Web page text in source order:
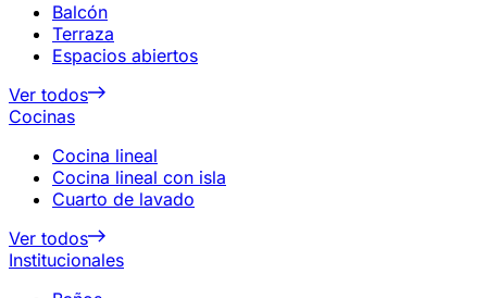
Balcón
Terraza
Espacios abiertos
Ver todos
Cocinas
Cocina lineal
Cocina lineal con isla
Cuarto de lavado
Ver todos
Institucionales